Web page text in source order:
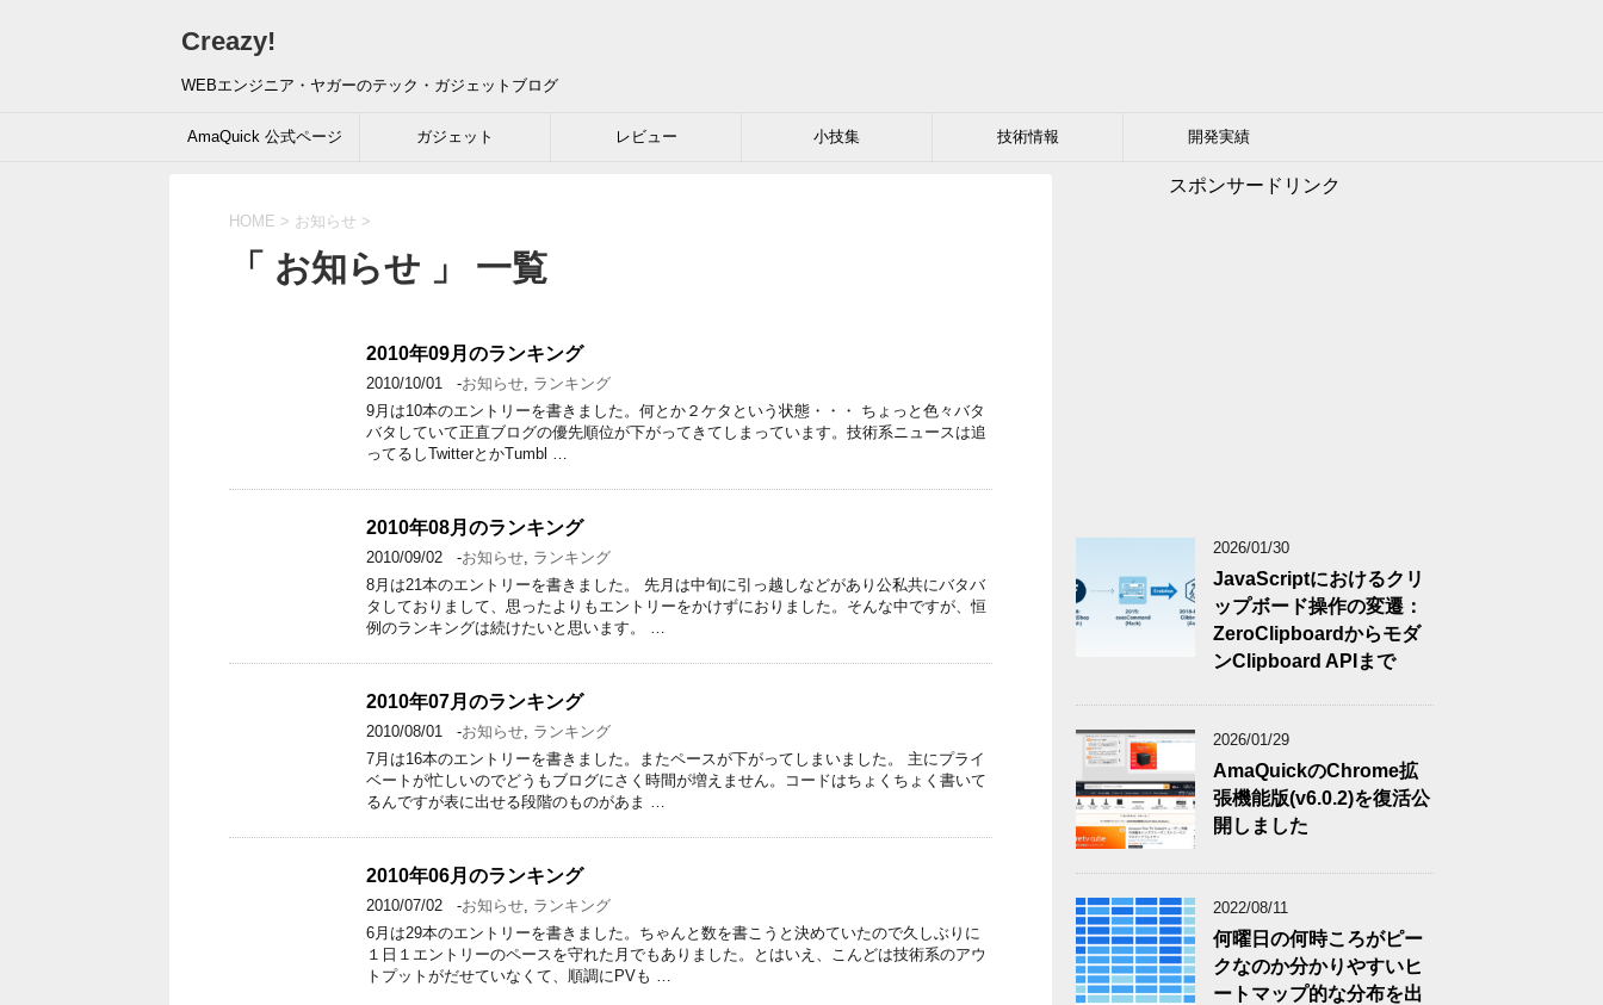
Creazy!
WEBエンジニア・ヤガーのテック・ガジェットブログ
AmaQuick 公式ページ ガジェット レビュー 小技集 技術情報 開発実績
HOME > お知らせ >
「 お知らせ 」 一覧
2010年09月のランキング
2010/10/01 -お知らせ, ランキング
9月は10本のエントリーを書きました。何とか２ケタという状態・・・ ちょっと色々バタ
バタしていて正直ブログの優先順位が下がってきてしまっています。技術系ニュースは追
ってるしTwitterとかTumbl …
2010年08月のランキング
2010/09/02 -お知らせ, ランキング
8月は21本のエントリーを書きました。 先月は中旬に引っ越しなどがあり公私共にバタバ
タしておりまして、思ったよりもエントリーをかけずにおりました。そんな中ですが、恒
例のランキングは続けたいと思います。 …
2010年07月のランキング
2010/08/01 -お知らせ, ランキング
7月は16本のエントリーを書きました。またペースが下がってしまいました。 主にプライ
ベートが忙しいのでどうもブログにさく時間が増えません。コードはちょくちょく書いて
るんですが表に出せる段階のものがあま …
2010年06月のランキング
2010/07/02 -お知らせ, ランキング
6月は29本のエントリーを書きました。ちゃんと数を書こうと決めていたので久しぶりに
１日１エントリーのペースを守れた月でもありました。とはいえ、こんどは技術系のアウ
トプットがだせていなくて、順調にPVも …
スポンサードリンク
2026/01/30
JavaScriptにおけるクリ
ップボード操作の変遷：
ZeroClipboardからモダ
ンClipboard APIまで
2026/01/29
AmaQuickのChrome拡
張機能版(v6.0.2)を復活公
開しました
2022/08/11
何曜日の何時ころがピー
クなのか分かりやすいヒ
ートマップ的な分布を出